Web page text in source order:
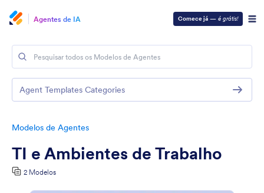
Agentes de IA Comece já — é grátis!
Modelos de Agentes
TI e Ambientes de Trabalho
2 Modelos
Agent Templates Categories